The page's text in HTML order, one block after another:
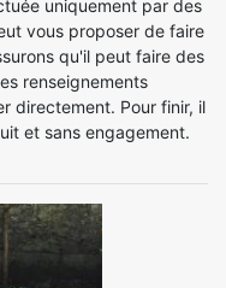
uniquement par des
vous proposer de faire
qu'il peut faire des
renseignements
directement. Pour finir, il
et sans engagement.